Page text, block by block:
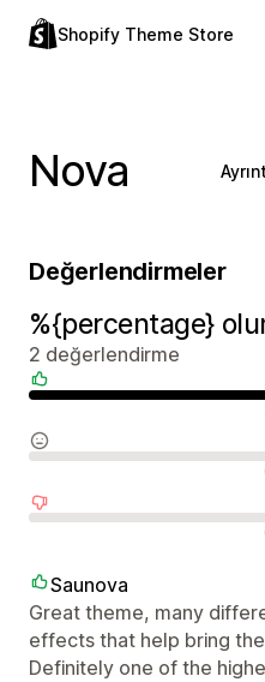
Shopify Theme Store
Nova
Değerlendirmeler
%{percentage}
2 değerlendirme
Saunova
Great theme, many
effects that help bring
Definitely one of the